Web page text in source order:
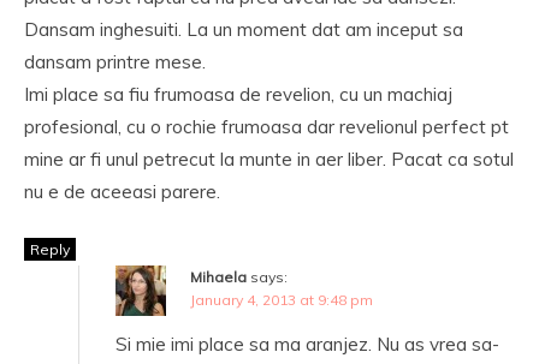
Dansam inghesuiti. La un moment dat am inceput sa
dansam printre mese.
Imi place sa fiu frumoasa de revelion, cu un machiaj
profesional, cu o rochie frumoasa dar revelionul perfect pt
mine ar fi unul petrecut la munte in aer liber. Pacat ca sotul
nu e de aceeasi parere.
Reply
Mihaela says:
January 4, 2013 at 9:48 pm
Si mie imi place sa ma aranjez. Nu as vrea sa-